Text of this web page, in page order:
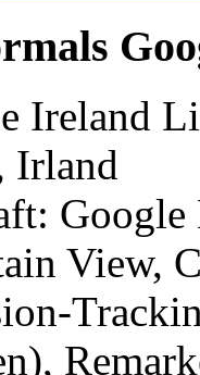
Ireland
Irland
View,